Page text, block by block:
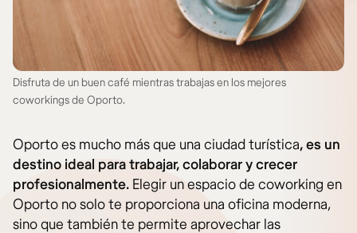
Disfruta de un buen café mientras trabajas en los mejores
coworkings de Oporto.
Oporto es mucho más que una ciudad turística, es un
destino ideal para trabajar, colaborar y crecer
profesionalmente. Elegir un espacio de coworking en
Oporto no solo te proporciona una oficina moderna,
sino que también te permite aprovechar las